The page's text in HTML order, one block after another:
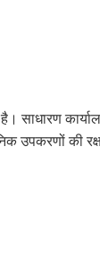
उपकरणों की